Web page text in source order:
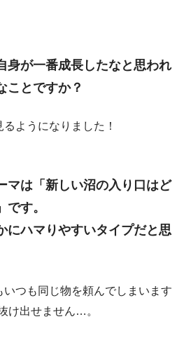
身が一番成長したなと思われ
ことですか？
ようになりました！
マは「新しい沼の入り口はど
です。
にハマりやすいタイプだと思
つも同じ物を頼んでしまいます
け出せません…。